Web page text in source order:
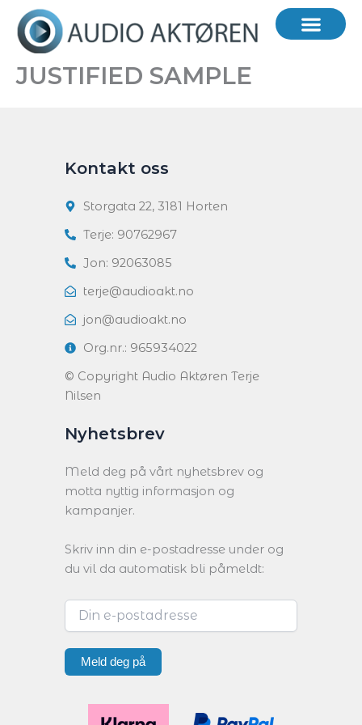
Hopp
rett
innholdet
JUSTIFIED SAMPLE
Kontakt oss
Storgata 22, 3181 Horten
Terje: 90762967
Jon: 92063085
terje@audioakt.no
jon@audioakt.no
Org.nr.: 965934022
© Copyright Audio Aktøren Terje
Nilsen
Nyhetsbrev
Meld deg på vårt nyhetsbrev og
motta nyttig informasjon og
kampanjer.
Skriv inn din e-postadresse under og
du vil da automatisk bli påmeldt:
Meld deg på